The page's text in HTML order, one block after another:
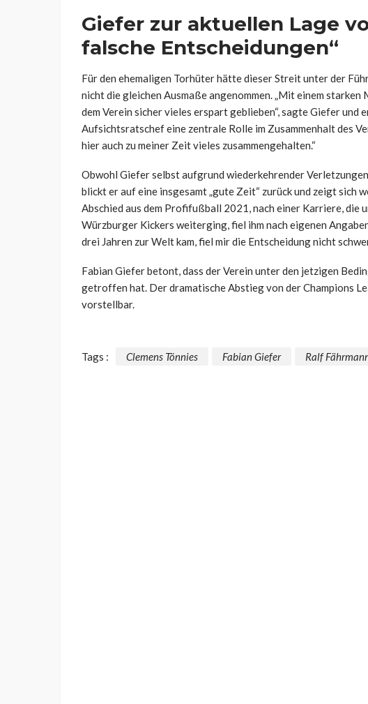
Giefer zur aktuellen Lage
falsche Entscheidungen“
Fürden ehemaligen Torhüterhätte dieser Streit unter der
nicht die gleichen Ausmaße angenommen. „Mit einem starken
dem Verein sicher vieles erspart geblieben“, sagteGieferund
Aufsichtsratschef eine zentrale Rolle im Zusammenhalt des
hier auch zu meiner Zeit vieles zusammengehalten.“
Obwohl Gieferselbst aufgrund wiederkehrender
blickt er auf eine insgesamt „gute Zeit“ zurück und zeigt sich
Abschied aus dem Profifußball 2021, nach einer Karriere, die
Würzburger Kickers weiterging, fiel ihm nach eigenen
drei Jahren zur Welt kam, fiel mir die Entscheidung nicht
Fabian Gieferbetont, dass der Verein unter den jetzigen
getroffen hat. Der dramatische Abstieg von der Champions
vorstellbar.
Tags : Clemens Tönnies Fabian Giefer Ralf